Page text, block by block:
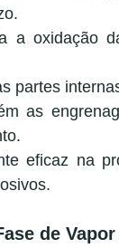
a oxidação
partes
as
eficaz na
de